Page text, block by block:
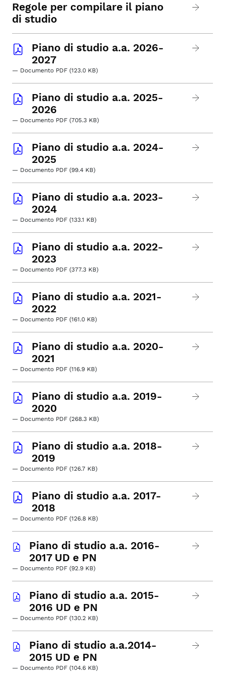
Regole per compilare il piano
di studio
Piano di studio a.a. 2026-
2027
— Documento PDF (123.0 KB)
Piano di studio a.a. 2025-
2026
— Documento PDF (705.3 KB)
Piano di studio a.a. 2024-
2025
— Documento PDF (99.4 KB)
Piano di studio a.a. 2023-
2024
— Documento PDF (133.1 KB)
Piano di studio a.a. 2022-
2023
— Documento PDF (377.3 KB)
Piano di studio a.a. 2021-
2022
— Documento PDF (161.0 KB)
Piano di studio a.a. 2020-
2021
— Documento PDF (116.9 KB)
Piano di studio a.a. 2019-
2020
— Documento PDF (268.3 KB)
Piano di studio a.a. 2018-
2019
— Documento PDF (126.7 KB)
Piano di studio a.a. 2017-
2018
— Documento PDF (126.8 KB)
Piano di studio a.a. 2016-
2017 UD e PN
— Documento PDF (92.9 KB)
Piano di studio a.a. 2015-
2016 UD e PN
— Documento PDF (130.2 KB)
Piano di studio a.a.2014-
2015 UD e PN
— Documento PDF (104.6 KB)